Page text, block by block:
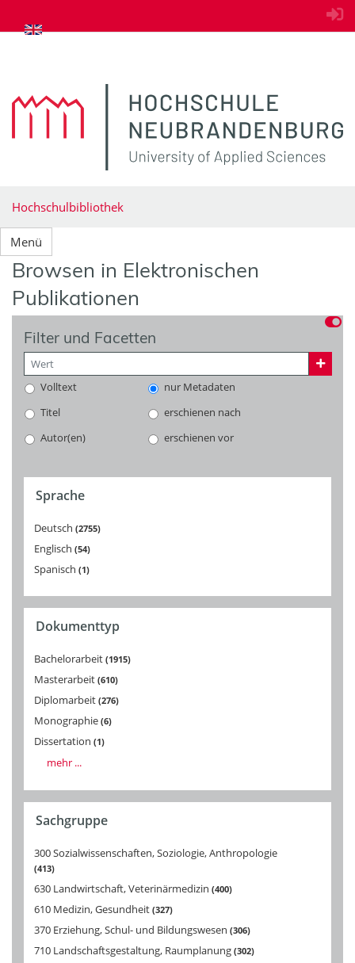
zum Inhalt springen
Hochschulbibliothek
Menü
Browsen in Elektronischen
Publikationen
Filter und Facetten
Volltext
nur Metadaten
Titel
erschienen nach
Autor(en)
erschienen vor
Sprache
Deutsch 2755
Englisch 54
Spanisch 1
Dokumenttyp
Bachelorarbeit 1915
Masterarbeit 610
Diplomarbeit 276
Monographie 6
Dissertation 1
mehr ...
Sachgruppe
300 Sozialwissenschaften, Soziologie, Anthropologie
413
630 Landwirtschaft, Veterinärmedizin 400
610 Medizin, Gesundheit 327
370 Erziehung, Schul- und Bildungswesen 306
710 Landschaftsgestaltung, Raumplanung 302